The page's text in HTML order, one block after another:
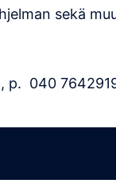
sekä
p. 040